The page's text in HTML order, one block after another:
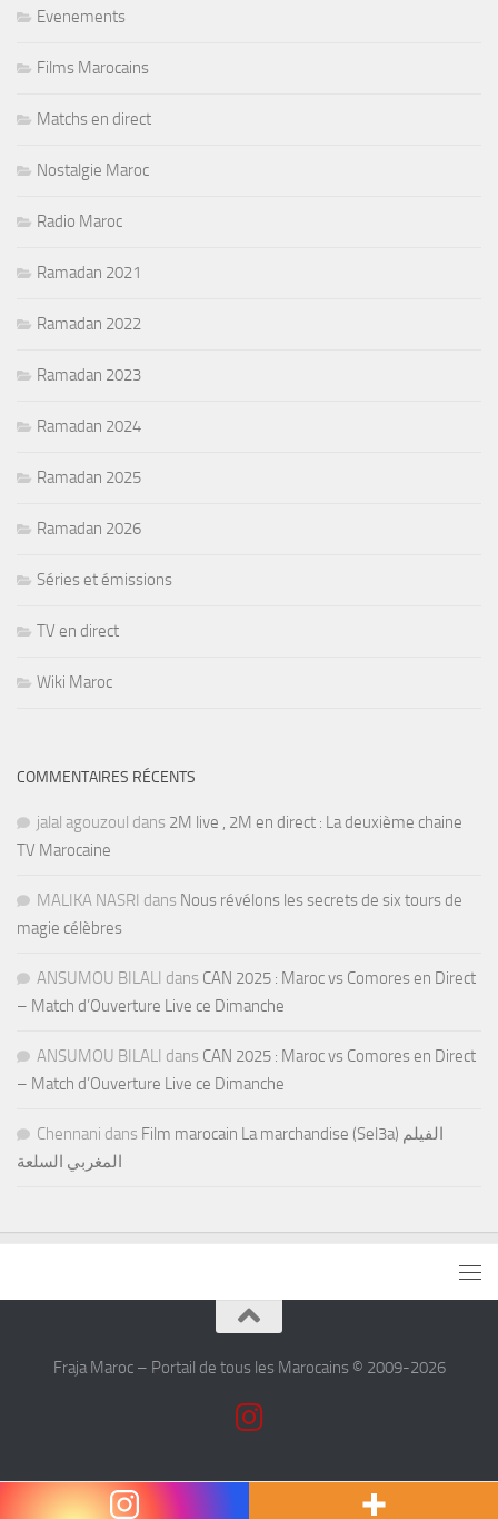
Evenements
Films Marocains
Matchs en direct
Nostalgie Maroc
Radio Maroc
Ramadan 2021
Ramadan 2022
Ramadan 2023
Ramadan 2024
Ramadan 2025
Ramadan 2026
Séries et émissions
TV en direct
Wiki Maroc
COMMENTAIRES RÉCENTS
jalal agouzoul dans 2M live , 2M en direct : La deuxième chaine
TV Marocaine
MALIKA NASRI dans Nous révélons les secrets de six tours de
magie célèbres
ANSUMOU BILALI dans CAN 2025 : Maroc vs Comores en Direct
– Match d’Ouverture Live ce Dimanche
ANSUMOU BILALI dans CAN 2025 : Maroc vs Comores en Direct
– Match d’Ouverture Live ce Dimanche
Chennani dans Film marocain La marchandise (Sel3a) الفيلم
المغربي السلعة
Fraja Maroc – Portail de tous les Marocains © 2009-2026